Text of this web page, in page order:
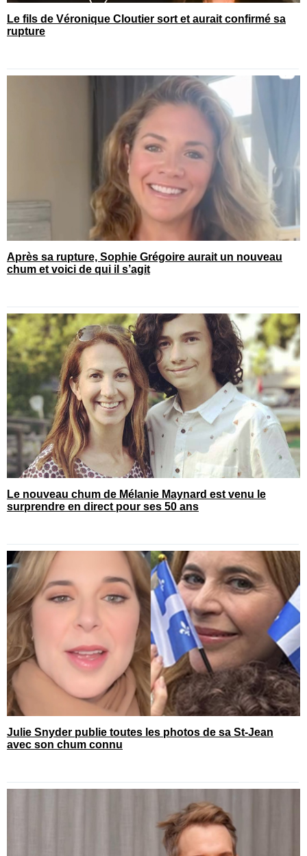
Le fils de Véronique Cloutier sort et aurait confirmé sa
rupture
Après sa rupture, Sophie Grégoire aurait un nouveau
chum et voici de qui il s’agit
Le nouveau chum de Mélanie Maynard est venu le
surprendre en direct pour ses 50 ans
Julie Snyder publie toutes les photos de sa St-Jean
avec son chum connu